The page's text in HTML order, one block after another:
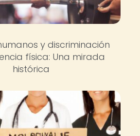
y discriminación
física: Una mirada
histórica